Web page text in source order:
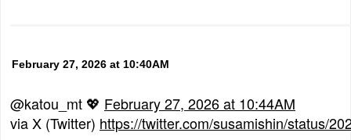
February 27, 2026 at 10:40AM
@katou_mt 💖 February 27, 2026 at 10:44AM
via X (Twitter) https://twitter.com/susamishin/status/